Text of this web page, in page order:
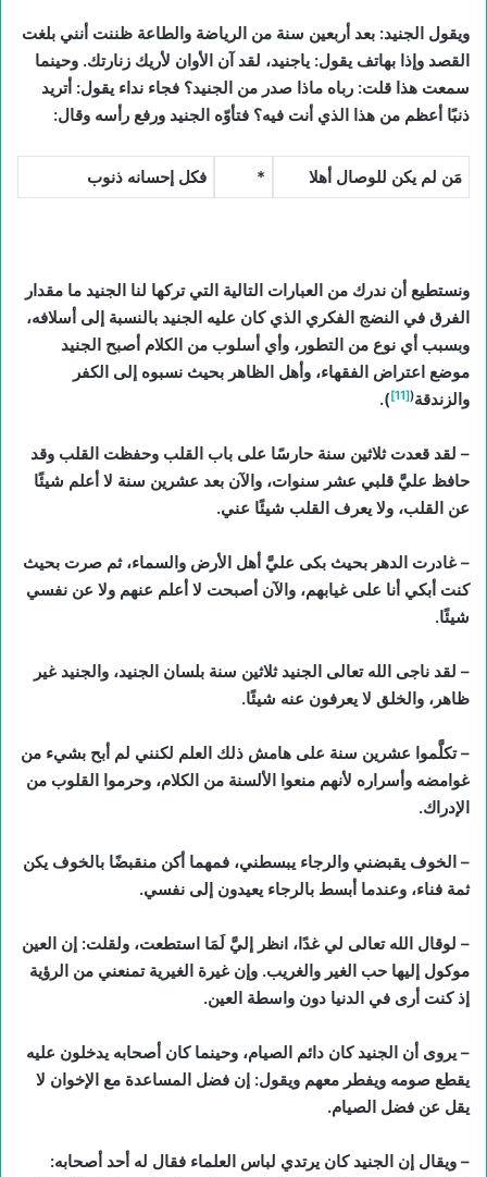
ويقول الجنيد: بعد أربعين سنة من الرياضة والطاعة ظننت أنني بلغت
القصد وإذا بهاتف يقول: ياجنيد، لقد آن الأوان لأريك زنارتك. وحينما
سمعت هذا قلت: رباه ماذا صدر من الجنيد؟ فجاء نداء يقول: أتريد
ذنبًا أعظم من هذا الذي أنت فيه؟ فتأوّه الجنيد ورفع رأسه وقال:
مَن لم يكن للوصال أهلا * فكل إحسانه ذنوب
ونستطيع أن ندرك من العبارات التالية التي تركها لنا الجنيد ما مقدار
الفرق في النضج الفكري الذي كان عليه الجنيد بالنسبة إلى أسلافه،
وبسبب أي نوع من التطور، وأي أسلوب من الكلام أصبح الجنيد
موضع اعتراض الفقهاء، وأهل الظاهر بحيث نسبوه إلى الكفر
والزندقة(
[11]
).
– لقد قعدت ثلاثين سنة حارسًا على باب القلب وحفظت القلب وقد
حافظ عليَّ قلبي عشر سنوات، والآن بعد عشرين سنة لا أعلم شيئًا
عن القلب، ولا يعرف القلب شيئًا عني.
– غادرت الدهر بحيث بكى عليَّ أهل الأرض والسماء، ثم صرت بحيث
كنت أبكي أنا على غيابهم، والآن أصبحت لا أعلم عنهم ولا عن نفسي
شيئًا.
– لقد ناجى الله تعالى الجنيد ثلاثين سنة بلسان الجنيد، والجنيد غير
ظاهر، والخلق لا يعرفون عنه شيئًا.
– تكلَّموا عشرين سنة على هامش ذلك العلم لكنني لم أبح بشيء من
غوامضه وأسراره لأنهم منعوا الألسنة من الكلام، وحرموا القلوب من
الإدراك.
– الخوف يقبضني والرجاء يبسطني، فمهما أكن منقبضًا بالخوف يكن
ثمة فناء، وعندما أبسط بالرجاء يعيدون إلى نفسي.
– لوقال الله تعالى لي غدًا، انظر إليَّ لَمَا استطعت، ولقلت: إن العين
موكول إليها حب الغير والغريب. وإن غيرة الغيرية تمنعني من الرؤية
إذ كنت أرى في الدنيا دون واسطة العين.
– يروى أن الجنيد كان دائم الصيام، وحينما كان أصحابه يدخلون عليه
يقطع صومه ويفطر معهم ويقول: إن فضل المساعدة مع الإخوان لا
يقل عن فضل الصيام.
– ويقال إن الجنيد كان يرتدي لباس العلماء فقال له أحد أصحابه: